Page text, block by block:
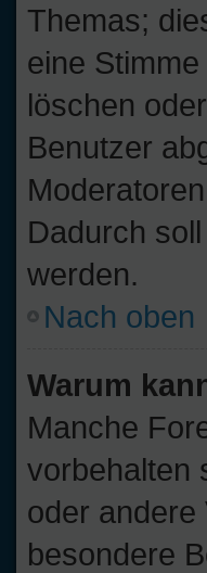
Themas;
eine
löschen
Benutzer
Dadurch
werden.
Nach oben
Warum
Manche
vorbehalten
oder
besondere